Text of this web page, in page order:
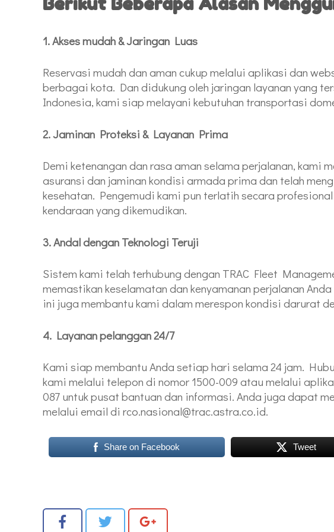
1. Akses mudah & Jaringan Luas
Reservasi mudah dan aman cukup melalui aplikasi dan
berbagai kota. Dan didukung oleh jaringan layanan yang
Indonesia, kami siap melayani kebutuhan transportasi
2. Jaminan Proteksi & Layanan Prima
Demi ketenangan dan rasa aman selama perjalanan, kami
asuransi dan jaminan kondisi armada prima dan telah
kesehatan. Pengemudi kami pun terlatih secara
kendaraan yang dikemudikan.
3. Andal dengan Teknologi Teruji
Sistem kami telah terhubung dengan TRAC Fleet
memastikan keselamatan dan kenyamanan perjalanan
ini juga membantu kami dalam merespon kondisi darurat
4. Layanan pelanggan 24/7
Kami siap membantu Anda setiap hari selama 24 jam.
kami melalui telepon di nomor 1500-009 atau melalui
087 untuk pusat bantuan dan informasi. Anda juga dapat
melalui email di rco.nasional@trac.astra.co.id.
Share on Facebook Tweet